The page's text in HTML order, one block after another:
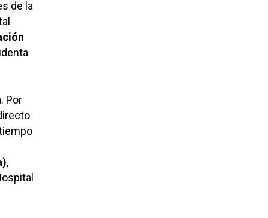
de la
Por
,